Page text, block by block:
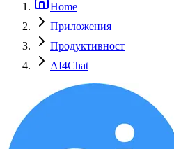
Home
Приложения
Продуктивност
AI4Chat